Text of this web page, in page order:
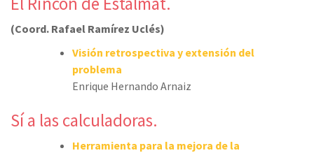
(Coord. Rafael Ramírez Uclés)
Visión retrospectiva y extensión del
problema
Enrique Hernando Arnaiz
Sí a las calculadoras.
Herramienta para la mejora de la